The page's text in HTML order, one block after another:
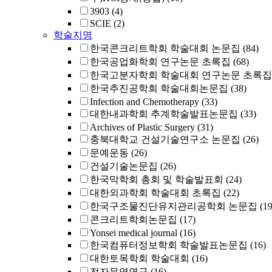
3903 (4)
SCIE (2)
학술지명
한국콘크리트학회 학술대회 논문집 (84)
한국공업화학회 연구논문 초록집 (68)
한국고분자학회 학술대회 연구논문 초록집
한국추진공학회 학술대회논문집 (38)
Infection and Chemotherapy (33)
대한내과학회 추계학술발표논문집 (33)
Archives of Plastic Surgery (31)
충북대학교 건설기술연구소 논문집 (26)
문예운동 (26)
건설기술논문집 (26)
한국막학회 총회 및 학술발표회 (24)
대한외과학회 학술대회 초록집 (22)
한국구조물진단유지관리공학회 논문집
콘크리트학회논문집 (17)
Yonsei medical journal (16)
한국컴퓨터정보학회 학술발표논문집 (16)
대한토목학회 학술대회 (16)